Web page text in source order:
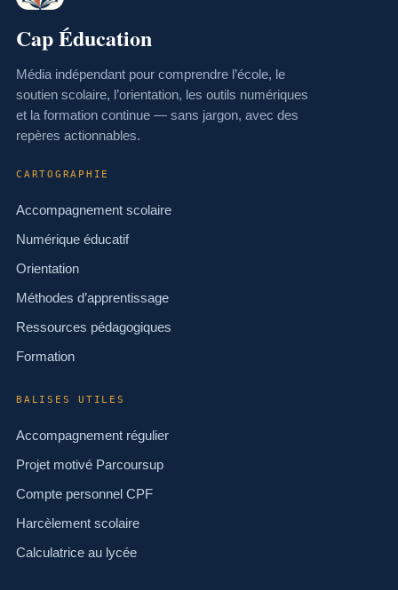
Cap Éducation
Média indépendant pour comprendre l’école, le
soutien scolaire, l’orientation, les outils numériques
et la formation continue — sans jargon, avec des
repères actionnables.
CARTOGRAPHIE
Accompagnement scolaire
Numérique éducatif
Orientation
Méthodes d’apprentissage
Ressources pédagogiques
Formation
BALISES UTILES
Accompagnement régulier
Projet motivé Parcoursup
Compte personnel CPF
Harcèlement scolaire
Calculatrice au lycée